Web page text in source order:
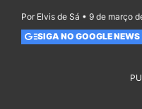
Por Elvis de Sá • 9 de março
SIGA NO GOOGLE NEWS